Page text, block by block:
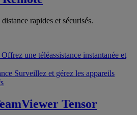
rapides et sécurisés.
Offrez une téléassistance instantanée et
Surveillez et gérez les appareils
Tensor